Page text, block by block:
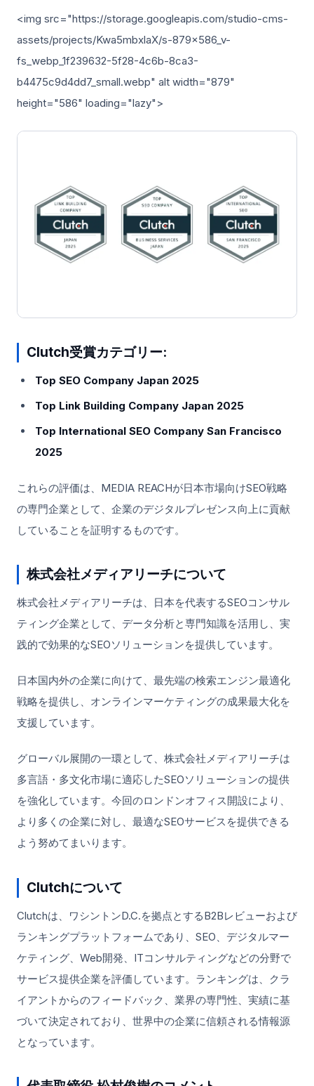
<img src="https://storage.googleapis.com/studio-cms-
assets/projects/Kwa5mbxlaX/s-879x586_v-
fs_webp_1f239632-5f28-4c6b-8ca3-
b4475c9d4dd7_small.webp" alt width="879"
height="586" loading="lazy">
Clutch受賞カテゴリー:
Top SEO Company Japan 2025
Top Link Building Company Japan 2025
Top International SEO Company San Francisco
2025
これらの評価は、MEDIA REACHが日本市場向けSEO戦略
の専門企業として、企業のデジタルプレゼンス向上に貢献
していることを証明するものです。
株式会社メディアリーチについて
株式会社メディアリーチは、日本を代表するSEOコンサル
ティング企業として、データ分析と専門知識を活用し、実
践的で効果的なSEOソリューションを提供しています。
日本国内外の企業に向けて、最先端の検索エンジン最適化
戦略を提供し、オンラインマーケティングの成果最大化を
支援しています。
グローバル展開の一環として、株式会社メディアリーチは
多言語・多文化市場に適応したSEOソリューションの提供
を強化しています。今回のロンドンオフィス開設により、
より多くの企業に対し、最適なSEOサービスを提供できる
よう努めてまいります。
Clutchについて
Clutchは、ワシントンD.C.を拠点とするB2Bレビューおよび
ランキングプラットフォームであり、SEO、デジタルマー
ケティング、Web開発、ITコンサルティングなどの分野で
サービス提供企業を評価しています。ランキングは、クラ
イアントからのフィードバック、業界の専門性、実績に基
づいて決定されており、世界中の企業に信頼される情報源
となっています。